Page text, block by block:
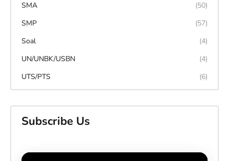
SMA
(50)
SMP
(57)
Soal
(4)
UN/UNBK/USBN
(4)
UTS/PTS
(6)
Subscribe Us